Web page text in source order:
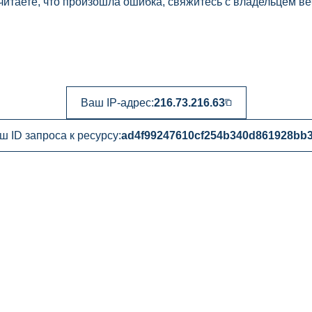
Ваш IP-адрес:216.73.216.63
ID запроса к ресурсу: